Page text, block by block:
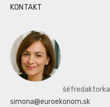
KONTAKT
šéfredaktorka
simona@euroekonom.sk